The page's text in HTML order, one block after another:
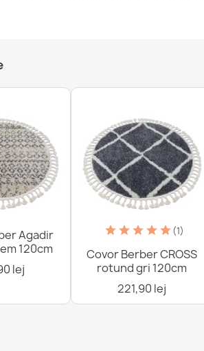
Agadir
120cm
lej
(1)
Covor Berber CROSS
rotund gri 120cm
221,90 lej